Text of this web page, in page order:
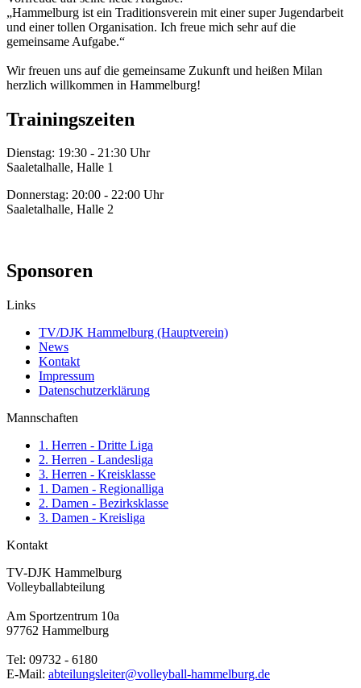
„Hammelburg ist ein Traditionsverein mit einer super Jugendarbeit
und einer tollen Organisation. Ich freue mich sehr auf die
gemeinsame Aufgabe.“
Wir freuen uns auf die gemeinsame Zukunft und heißen Milan
herzlich willkommen in Hammelburg!
Trainingszeiten
Dienstag: 19:30 - 21:30 Uhr
Saaletalhalle, Halle 1
Donnerstag: 20:00 - 22:00 Uhr
Saaletalhalle, Halle 2
Sponsoren
Links
TV/DJK Hammelburg (Hauptverein)
News
Kontakt
Impressum
Datenschutzerklärung
Mannschaften
1. Herren - Dritte Liga
2. Herren - Landesliga
3. Herren - Kreisklasse
1. Damen - Regionalliga
2. Damen - Bezirksklasse
3. Damen - Kreisliga
Kontakt
TV-DJK Hammelburg
Volleyballabteilung
Am Sportzentrum 10a
97762 Hammelburg
Tel: 09732 - 6180
E-Mail: abteilungsleiter@volleyball-hammelburg.de